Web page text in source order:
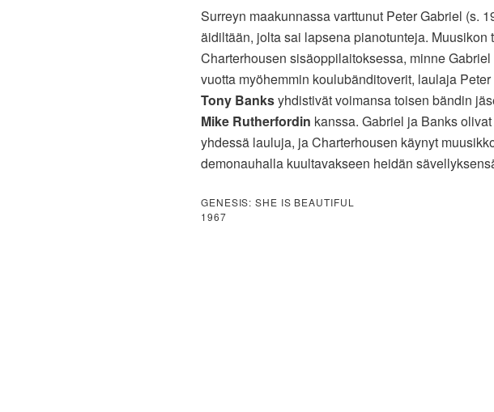
Surreyn maakunnassa varttunut Peter Gabriel (s.
äidiltään, jolta sai lapsena pianotunteja. Muusikon
Charterhousen sisäoppilaitoksessa, minne
vuotta myöhemmin koulubänditoverit, laulaja
Tony Banksyhdistivät voimansa toisen bändin
Mike Rutherfordin kanssa. Gabriel ja Banks
yhdessä lauluja, ja Charterhousen käynyt
demonauhalla kuultavakseen heidän
GENESIS: SHE IS BEAUTIFUL
1967